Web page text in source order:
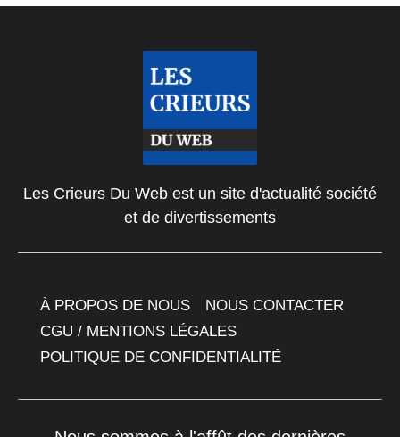
Les Crieurs Du Web est un site d'actualité société
et de divertissements
À PROPOS DE NOUS
NOUS CONTACTER
CGU / MENTIONS LÉGALES
POLITIQUE DE CONFIDENTIALITÉ